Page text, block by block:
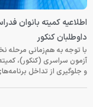
اطلاعیه کمیته بانوان
داوطلبان کنکور
با توجه به هم‌زمانی مرحله
آزمون سراسری (کنکور)،
و جلوگیری از تداخل